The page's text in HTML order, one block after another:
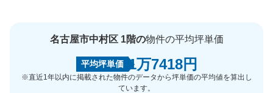
名古屋市中村区 1階の物件の平均坪単価
平均坪単価 1万7418円
※直近1年以内に掲載された物件のデータから坪単価の平均値を算出し
ています。